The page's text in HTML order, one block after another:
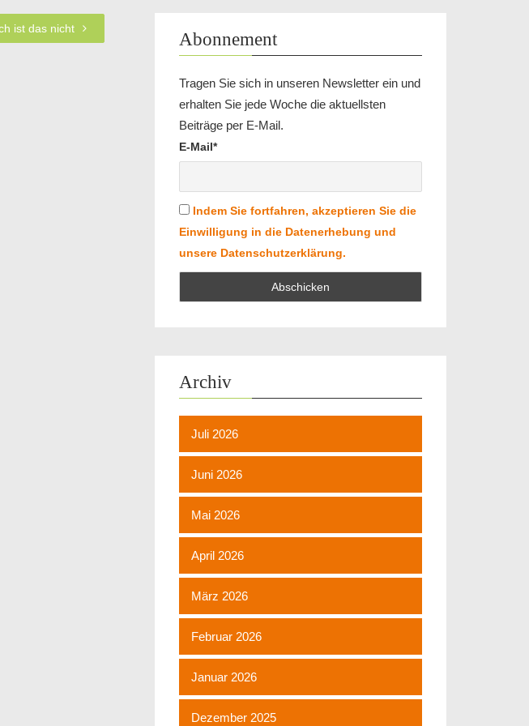
ist das nicht
Abonnement
Tragen Sie sich in unseren Newsletter ein und
erhalten Sie jede Woche die aktuellsten
Beiträge per E-Mail.
E-Mail*
Indem Sie fortfahren, akzeptieren Sie die
Einwilligung in die Datenerhebung und
unsere Datenschutzerklärung.
Archiv
Juli 2026
Juni 2026
Mai 2026
April 2026
März 2026
Februar 2026
Januar 2026
Dezember 2025